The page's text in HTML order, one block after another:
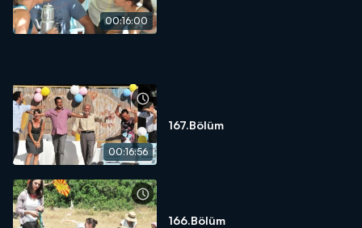
Farklı dünyalara savrulup, tekrar toparlanırken birbirlerinin
değerini anlamakta zorlanan gençlerimiz yolculuklarına devam
00:16:00
00:16:56
167.Bölüm
166.Bölüm